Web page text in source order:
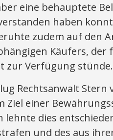
eine behauptete
haben
zudem auf den
Käufers, der
zur Verfügung stünde.
Rechtsanwalt Stern
Ziel einer
lehnte dies
und des aus